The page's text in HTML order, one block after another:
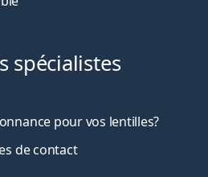
spécialistes
pour vos lentilles?
de contact